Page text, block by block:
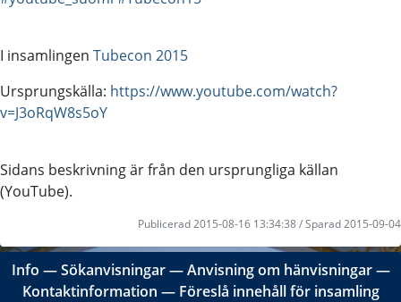
I insamlingen Tubecon 2015
Ursprungskälla: https://www.youtube.com/watch?
v=J3oRqW8s5oY
Sidans beskrivning är från den ursprungliga källan
(YouTube).
Publicerad 2015-08-16 13:34:38 / Sparad 2015-09-04
Info ―Sökanvisningar―Anvisning om hänvisningar―
Kontaktinformation ― Föreslå innehåll för insamling